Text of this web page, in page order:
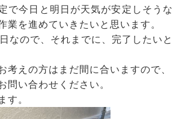
で今日と明日が天気が安定しそうな
業を進めていきたいと思います。
なので、それまでに、完了したいと
考えの方はまだ間に合いますので、
問い合わせください。
す。